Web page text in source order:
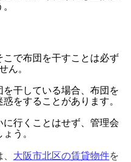
で布団を干すことは必ず
ん。
干している場合、布団を
をすることがあります。
行くことはせず、管理会
う。
大阪市北区の賃貸物件を